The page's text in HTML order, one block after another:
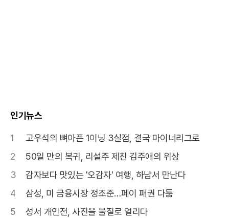
인기뉴스
1
고우석의 뼈아픈 1이닝 3실점, 결국 마이너리그로
2
50일 만의 복귀, 리설주 제친 김주애의 위상
3
감자보다 맛있는 '오감자' 여행, 하남서 만난다
4
삼성, 미 금융시장 정조준…페이 패권 다툼
5
성서 개인전, 사진을 물질로 얼리다